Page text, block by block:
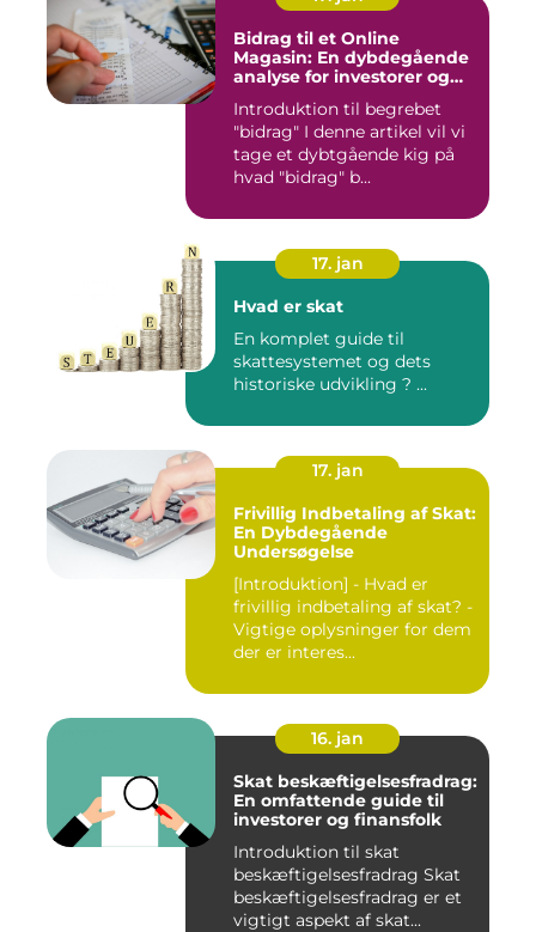
Bidrag til et Online
Magasin: En dybdegående
analyse for investorer og
Introduktion til begrebet
"bidrag" I denne artikel vil vi
tage et dybtgående kig på
hvad "bidrag" b...
17. jan
Hvad er skat
En komplet guide til
skattesystemet og dets
historiske udvikling ? ...
17. jan
Frivillig Indbetaling af Skat:
En Dybdegående
Undersøgelse
[Introduktion] - Hvad er
frivillig indbetaling af skat? -
Vigtige oplysninger for dem
der er interes...
16. jan
Skat beskæftigelsesfradrag:
En omfattende guide til
investorer og finansfolk
Introduktion til skat
beskæftigelsesfradrag Skat
beskæftigelsesfradrag er et
vigtigt aspekt af skat...